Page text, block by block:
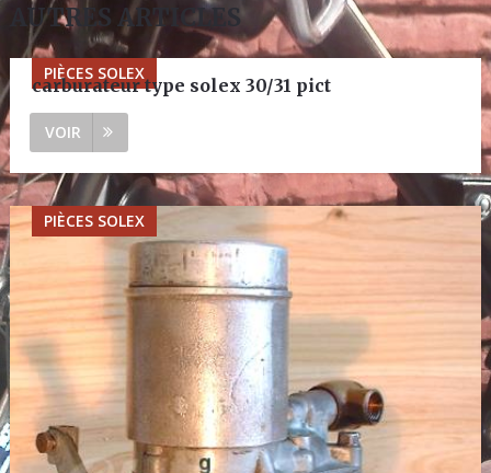
AUTRES ARTICLES
PIÈCES SOLEX
carburateur type solex 30/31 pict
VOIR
PIÈCES SOLEX